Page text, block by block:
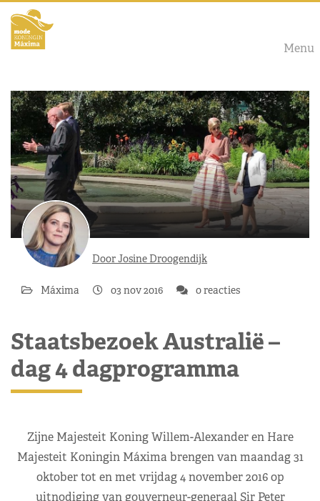
Menu
Door Josine Droogendijk
Máxima 03 nov 2016 0 reacties
Staatsbezoek Australië –
dag 4 dagprogramma
Zijne Majesteit Koning Willem-Alexander en Hare
Majesteit Koningin Máxima brengen van maandag 31
oktober tot en met vrijdag 4 november 2016 op
uitnodiging van gouverneur-generaal Sir Peter